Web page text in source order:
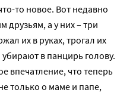
то новое. Вот недавно
а у них – три
их в руках, трогал их
в панцирь голову.
впечатление, что теперь
только о маме и папе,